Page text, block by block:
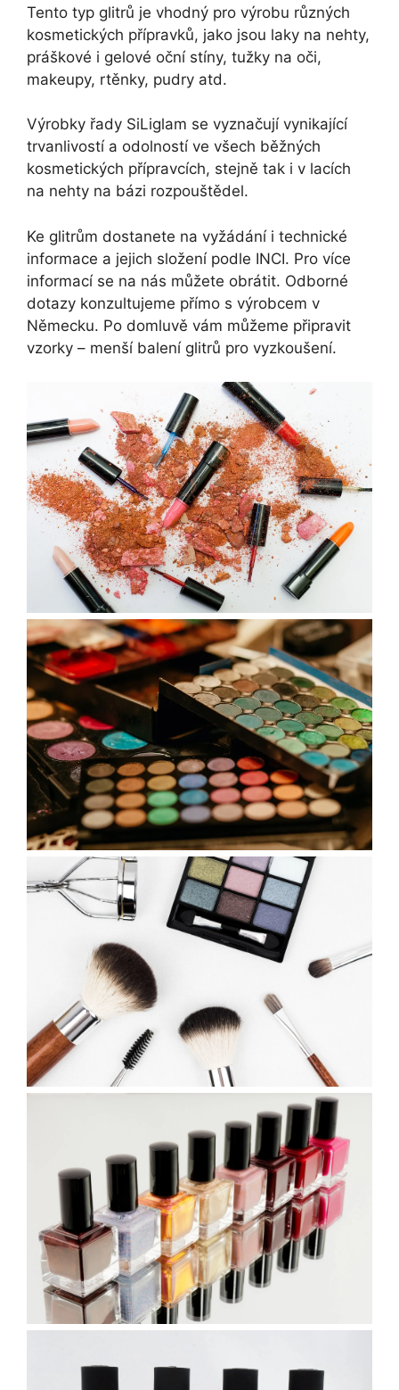
Tento typ glitrů je vhodný pro výrobu různých
kosmetických přípravků, jako jsou laky na nehty,
práškové i gelové oční stíny, tužky na oči,
makeupy, rtěnky, pudry atd.
Výrobky řady SiLiglam se vyznačují vynikající
trvanlivostí a odolností ve všech běžných
kosmetických přípravcích, stejně tak i v lacích
na nehty na bázi rozpouštědel.
Ke glitrům dostanete na vyžádání i technické
informace a jejich složení podle INCI. Pro více
informací se na nás můžete obrátit. Odborné
dotazy konzultujeme přímo s výrobcem v
Německu. Po domluvě vám můžeme připravit
vzorky – menší balení glitrů pro vyzkoušení.